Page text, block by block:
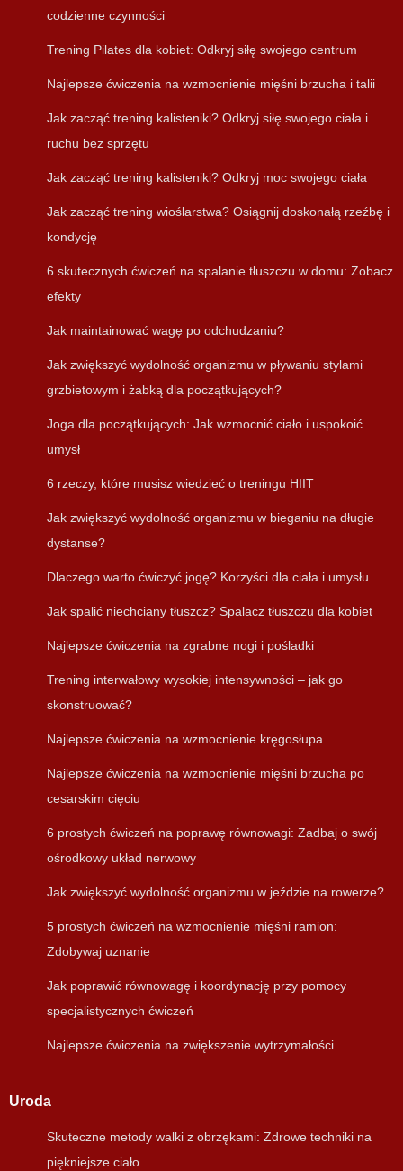
codzienne czynności
Trening Pilates dla kobiet: Odkryj siłę swojego centrum
Najlepsze ćwiczenia na wzmocnienie mięśni brzucha i talii
Jak zacząć trening kalisteniki? Odkryj siłę swojego ciała i
ruchu bez sprzętu
Jak zacząć trening kalisteniki? Odkryj moc swojego ciała
Jak zacząć trening wioślarstwa? Osiągnij doskonałą rzeźbę i
kondycję
6 skutecznych ćwiczeń na spalanie tłuszczu w domu: Zobacz
efekty
Jak maintainować wagę po odchudzaniu?
Jak zwiększyć wydolność organizmu w pływaniu stylami
grzbietowym i żabką dla początkujących?
Joga dla początkujących: Jak wzmocnić ciało i uspokoić
umysł
6 rzeczy, które musisz wiedzieć o treningu HIIT
Jak zwiększyć wydolność organizmu w bieganiu na długie
dystanse?
Dlaczego warto ćwiczyć jogę? Korzyści dla ciała i umysłu
Jak spalić niechciany tłuszcz? Spalacz tłuszczu dla kobiet
Najlepsze ćwiczenia na zgrabne nogi i pośladki
Trening interwałowy wysokiej intensywności – jak go
skonstruować?
Najlepsze ćwiczenia na wzmocnienie kręgosłupa
Najlepsze ćwiczenia na wzmocnienie mięśni brzucha po
cesarskim cięciu
6 prostych ćwiczeń na poprawę równowagi: Zadbaj o swój
ośrodkowy układ nerwowy
Jak zwiększyć wydolność organizmu w jeździe na rowerze?
5 prostych ćwiczeń na wzmocnienie mięśni ramion:
Zdobywaj uznanie
Jak poprawić równowagę i koordynację przy pomocy
specjalistycznych ćwiczeń
Najlepsze ćwiczenia na zwiększenie wytrzymałości
Uroda
Skuteczne metody walki z obrzękami: Zdrowe techniki na
piękniejsze ciało